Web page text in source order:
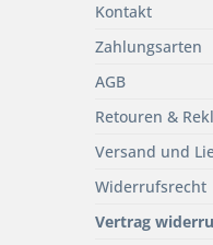
Kontakt
Zahlungsarten
AGB
Retouren &
Versand und
Widerrufsrecht
Vertrag